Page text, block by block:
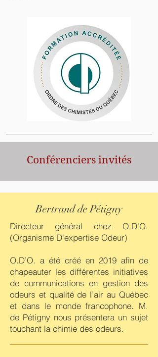
Conférenciers invités
Bertrand de Pétigny
Directeur général chez O.D'O.
(Organisme D'expertise Odeur)
O.D’O. a été créé en 2019 afin de
chapeauter les différentes initiatives
de communications en gestion des
odeurs et qualité de l’air au Québec
et dans le monde francophone. M.
de Pétigny nous présentera un sujet
touchant la chimie des odeurs.